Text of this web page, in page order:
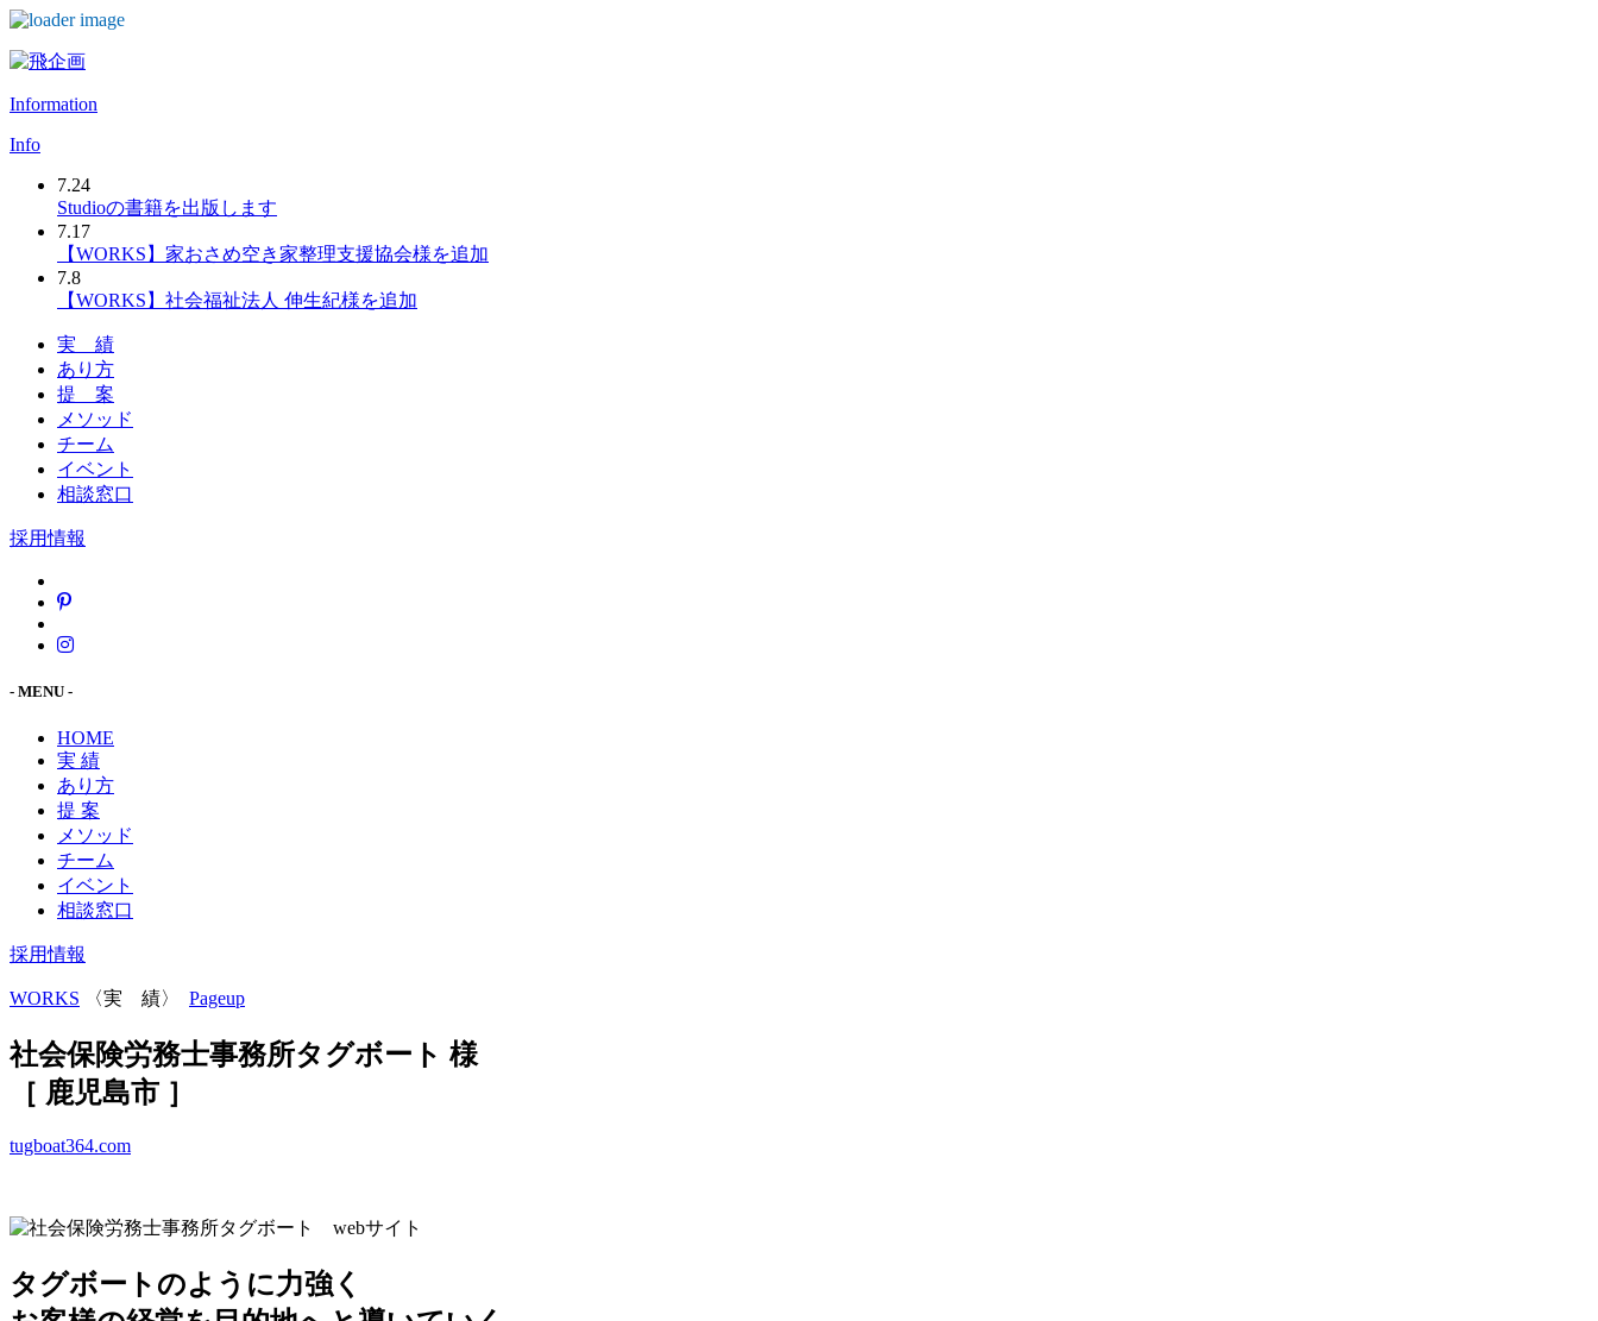
Skip
content
Information
Info
7.24
Studioの書籍を出版します
7.17
【WORKS】家おさめ空き家整理支援協会様を追加
7.8
【WORKS】社会福祉法人 伸生紀様を追加
実 績
あり方
提 案
メソッド
チーム
イベント
相談窓口
採用情報
- MENU -
HOME
実 績
あり方
提 案
メソッド
チーム
イベント
相談窓口
採用情報
WORKS 〈実 績〉 Pageup
社会保険労務士事務所タグボート 様
［ 鹿児島市 ］
tugboat364.com
タグボートのように力強く